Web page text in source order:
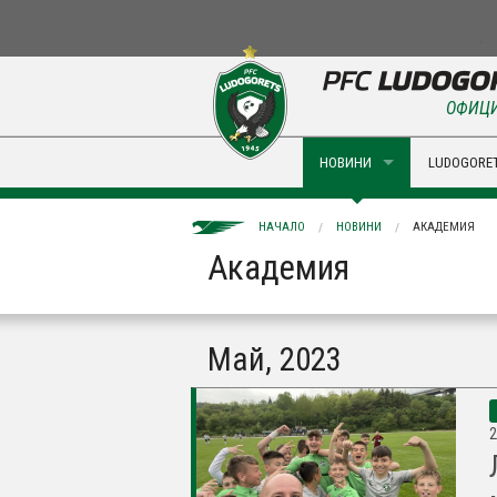
НОВИНИ
НАЧАЛО НОВИНИ АКАДЕМИЯ
Академия
Май, 2023